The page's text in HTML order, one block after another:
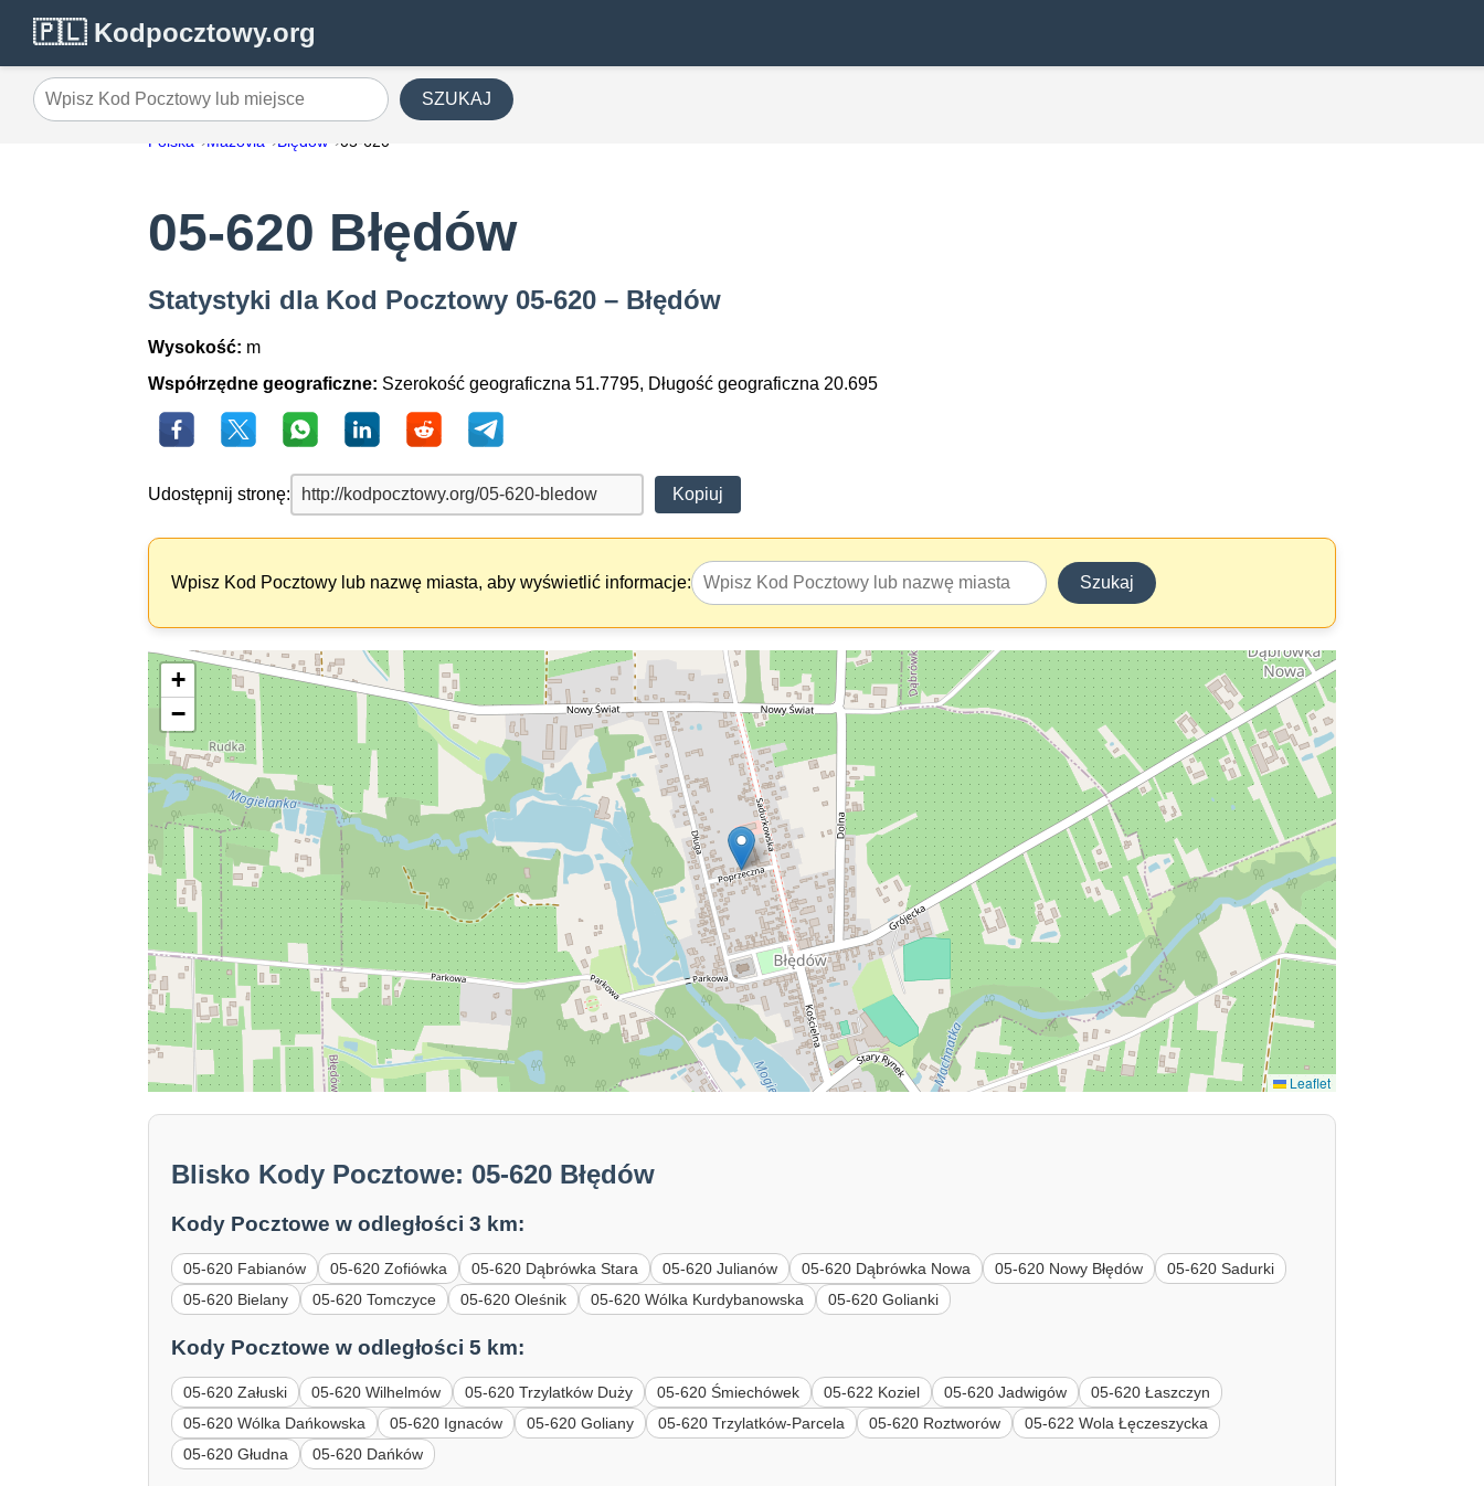
🇵🇱 Kodpocztowy.org
Wpisz Kod Pocztowy lub miejsce SZUKAJ
Polska Mazovia Błędów 05-620
05-620 Błędów
Statystyki dla Kod Pocztowy 05-620 – Błędów
Wysokość: m
Współrzędne geograficzne: Szerokość geograficzna 51.7795, Długość geograficzna 20.695
Udostępnij stronę: Kopiuj
Wpisz Kod Pocztowy lub nazwę miasta, aby wyświetlić informacje: Szukaj
+
−
Leaflet
Blisko Kody Pocztowe: 05-620 Błędów
Kody Pocztowe w odległości 3 km:
05-620 Fabianów 05-620 Zofiówka 05-620 Dąbrówka Stara 05-620 Julianów 05-620 Dąbrówka Nowa 05-620 Nowy Błędów
05-620 Sadurki
05-620 Bielany
05-620 Tomczyce 05-620 Oleśnik 05-620 Wólka Kurdybanowska 05-620 Golianki
Kody Pocztowe w odległości 5 km:
05-620 Załuski 05-620 Wilhelmów 05-620 Trzylatków Duży 05-620 Śmiechówek 05-622 Koziel 05-620 Jadwigów
05-620 Łaszczyn
05-620 Wólka Dańkowska
05-620 Ignaców 05-620 Goliany 05-620 Trzylatków-Parcela 05-620 Roztworów
05-622 Wola Łęczeszycka
05-620 Głudna
05-620 Dańków